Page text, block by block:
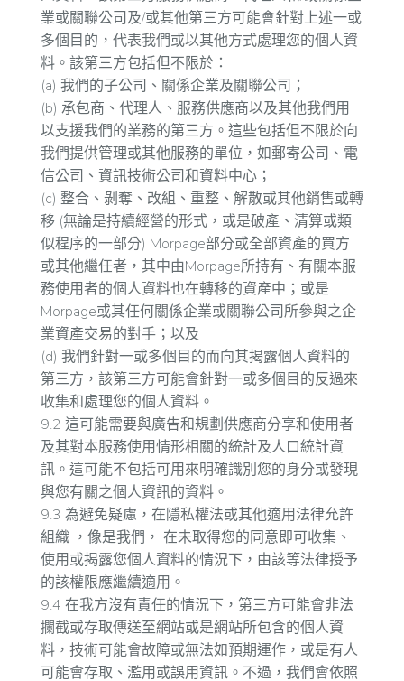
業或關聯公司及/或其他第三方可能會針對上述一或
多個目的，代表我們或以其他方式處理您的個人資
料。該第三方包括但不限於：
(a) 我們的子公司、關係企業及關聯公司；
(b) 承包商、代理人、服務供應商以及其他我們用
以支援我們的業務的第三方。這些包括但不限於向
我們提供管理或其他服務的單位，如郵寄公司、電
信公司、資訊技術公司和資料中心；
(c) 整合、剝奪、改組、重整、解散或其他銷售或轉
移 (無論是持續經營的形式，或是破產、清算或類
似程序的一部分) Morpage部分或全部資產的買方
或其他繼任者，其中由Morpage所持有、有關本服
務使用者的個人資料也在轉移的資產中；或是
Morpage或其任何關係企業或關聯公司所參與之企
業資產交易的對手；以及
(d) 我們針對一或多個目的而向其揭露個人資料的
第三方，該第三方可能會針對一或多個目的反過來
收集和處理您的個人資料。
9.2 這可能需要與廣告和規劃供應商分享和使用者
及其對本服務使用情形相關的統計及人口統計資
訊。這可能不包括可用來明確識別您的身分或發現
與您有關之個人資訊的資料。
9.3 為避免疑慮，在隱私權法或其他適用法律允許
組織 ，像是我們， 在未取得您的同意即可收集、
使用或揭露您個人資料的情況下，由該等法律授予
的該權限應繼續適用。
9.4 在我方沒有責任的情況下，第三方可能會非法
攔截或存取傳送至網站或是網站所包含的個人資
料，技術可能會故障或無法如預期運作，或是有人
可能會存取、濫用或誤用資訊。不過，我們會依照